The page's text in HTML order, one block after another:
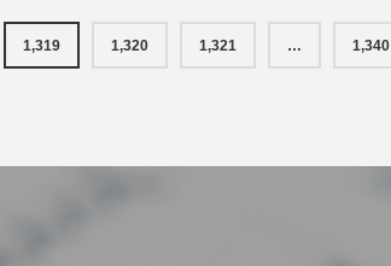
1,319 1,320 1,321 … 1,340